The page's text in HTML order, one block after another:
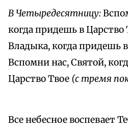
В Четыредесятницу:
когда придешь в Царство
Владыка, когда придешь
Вспомни нас, Святой,
Царство Твое (с тремя
Все небесное воспевает